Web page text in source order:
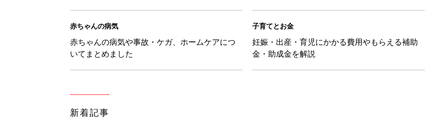
赤ちゃんの病気
赤ちゃんの病気や事故・ケガ、ホームケアにつ
いてまとめました
子育てとお金
妊娠・出産・育児にかかる費用やもらえる補助
金・助成金を解説
新着記事